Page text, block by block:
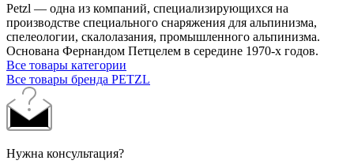
Petzl — одна из компаний, специализирующихся на
производстве специального снаряжения для альпинизма,
спелеологии, скалолазания, промышленного альпинизма.
Основана Фернандом Петцелем в середине 1970-х годов.
Все товары категории
Все товары бренда PETZL
Нужна консультация?